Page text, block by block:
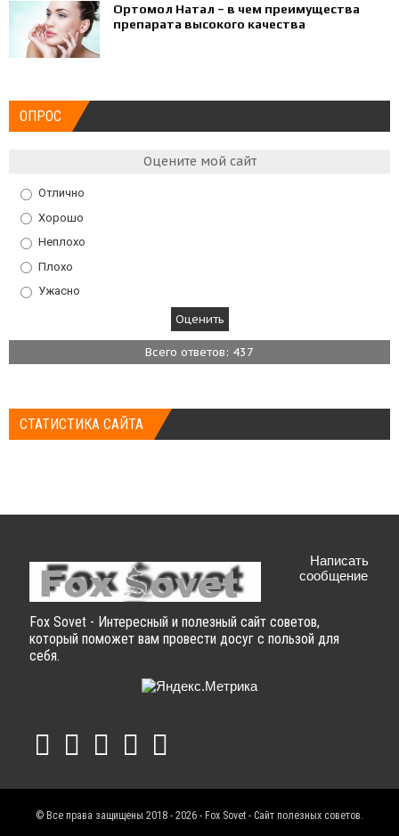
Ортомол Натал – в чем преимущества
препарата высокого качества
ОПРОС
Оцените мой сайт
Отлично
Хорошо
Неплохо
Плохо
Ужасно
Всего ответов: 437
СТАТИСТИКА САЙТА
Fox Sovet - Интересный и полезный сайт советов,
который поможет вам провести досуг с пользой для
себя.
Написать
сообщение
© Все права защищены 2018 - 2026 - Fox Sovet - Сайт полезных советов.